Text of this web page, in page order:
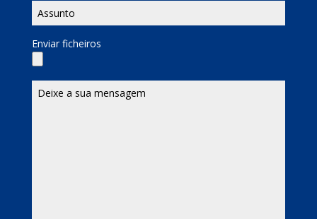
Enviar ficheiros